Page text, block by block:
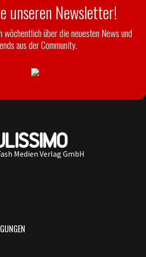
unseren Newsletter!
über die neuesten News und
aus der Community.
Medien Verlag GmbH